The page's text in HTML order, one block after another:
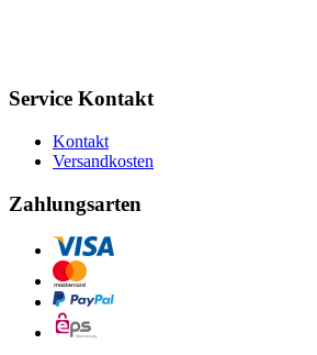
Service Kontakt
Kontakt
Versandkosten
Zahlungsarten